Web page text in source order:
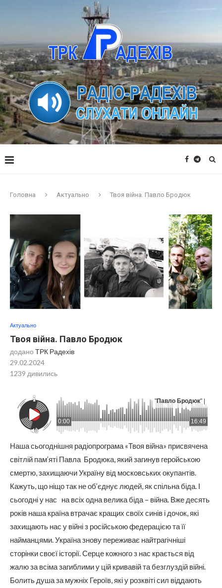
Головна Актуально Твоя війна. Павло Бродюк
Актуально
Твоя війна. Павло Бродюк
додано ТРК Радехів
29.02.2024
1239 дивились
0:00 16:49
"Павло Бродюк" |
Наша сьогоднішня радіопрограма «Твоя війна» присвячена
світлій пам’яті Павла Бродюка, який загинув геройською
смертю, захищаючи Україну від московських окупантів.
Кажуть, що ніщо так не об’єднує людей, як спільна біда. І
сьогодні у нас на всіх одна велика біда – війна. Вже десять
років наша країна втрачає кращих своїх синів і дочок, які
захищають нас у війні з російською федерацією та її
найманцями. Україна знову переживає найтрагічніші
сторінки своєї історії. Серце кожного з нас крається від
жалю за всіма загиблими у цій кривавій та безглуздій війні.
Болить душа за мужніх Героїв, які у розквіті сил віддають